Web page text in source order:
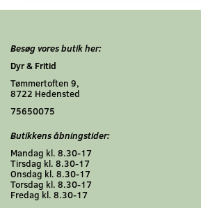
Besøg vores butik her:
Dyr & Fritid
Tømmertoften 9,
8722 Hedensted
75650075
Butikkens åbningstider:
Mandag kl. 8.30-17
Tirsdag kl. 8.30-17
Onsdag kl. 8.30-17
Torsdag kl. 8.30-17
Fredag kl. 8.30-17